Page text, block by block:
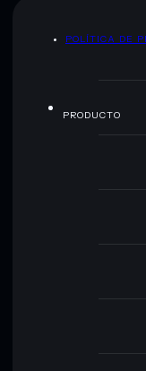
POLÍTICA DE
PRODUCTO